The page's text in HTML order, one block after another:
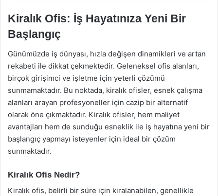
Kiralık Ofis: İş Hayatınıza Yeni Bir
Başlangıç
Günümüzde iş dünyası, hızla değişen dinamikleri ve artan
rekabeti ile dikkat çekmektedir. Geleneksel ofis alanları,
birçok girişimci ve işletme için yeterli çözümü
sunmamaktadır. Bu noktada, kiralık ofisler, esnek çalışma
alanları arayan profesyoneller için cazip bir alternatif
olarak öne çıkmaktadır. Kiralık ofisler, hem maliyet
avantajları hem de sunduğu esneklik ile iş hayatına yeni bir
başlangıç yapmayı isteyenler için ideal bir çözüm
sunmaktadır.
Kiralık Ofis Nedir?
Kiralık ofis, belirli bir süre için kiralanabilen, genellikle